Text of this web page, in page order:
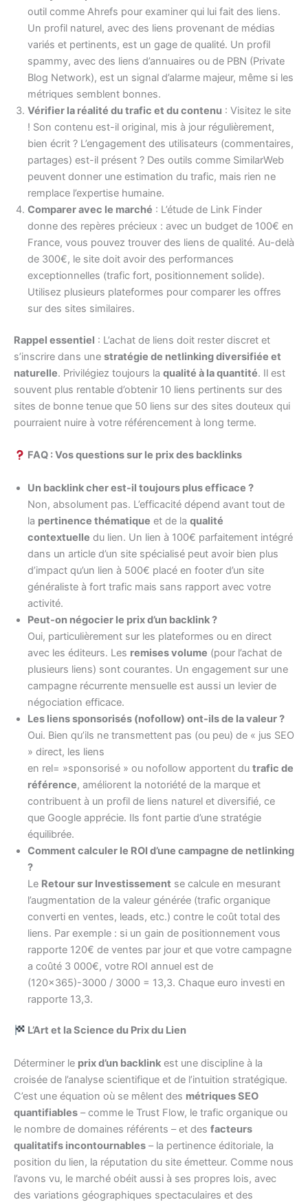
outil comme Ahrefs pour examiner qui lui fait des liens.
Un profil naturel, avec des liens provenant de médias
variés et pertinents, est un gage de qualité. Un profil
spammy, avec des liens d’annuaires ou de PBN (Private
Blog Network), est un signal d’alarme majeur, même si les
métriques semblent bonnes.
Vérifier la réalité du trafic et du contenu : Visitez le site
! Son contenu est-il original, mis à jour régulièrement,
bien écrit ? L’engagement des utilisateurs (commentaires,
partages) est-il présent ? Des outils comme SimilarWeb
peuvent donner une estimation du trafic, mais rien ne
remplace l’expertise humaine.
Comparer avec le marché : L’étude de Link Finder
donne des repères précieux : avec un budget de 100€ en
France, vous pouvez trouver des liens de qualité. Au-delà
de 300€, le site doit avoir des performances
exceptionnelles (trafic fort, positionnement solide).
Utilisez plusieurs plateformes pour comparer les offres
sur des sites similaires.
Rappel essentiel : L’achat de liens doit rester discret et
s’inscrire dans une stratégie de netlinking diversifiée et
naturelle. Privilégiez toujours la qualité à la quantité. Il est
souvent plus rentable d’obtenir 10 liens pertinents sur des
sites de bonne tenue que 50 liens sur des sites douteux qui
pourraient nuire à votre référencement à long terme.
FAQ : Vos questions sur le prix des backlinks
Un backlink cher est-il toujours plus efficace ?
Non, absolument pas. L’efficacité dépend avant tout de
la pertinence thématique et de la qualité
contextuelle du lien. Un lien à 100€ parfaitement intégré
dans un article d’un site spécialisé peut avoir bien plus
d’impact qu’un lien à 500€ placé en footer d’un site
généraliste à fort trafic mais sans rapport avec votre
activité.
Peut-on négocier le prix d’un backlink ?
Oui, particulièrement sur les plateformes ou en direct
avec les éditeurs. Les remises volume (pour l’achat de
plusieurs liens) sont courantes. Un engagement sur une
campagne récurrente mensuelle est aussi un levier de
négociation efficace.
Les liens sponsorisés (nofollow) ont-ils de la valeur ?
Oui. Bien qu’ils ne transmettent pas (ou peu) de « jus SEO
» direct, les liens
en rel= »sponsorisé » ou nofollow apportent du trafic de
référence, améliorent la notoriété de la marque et
contribuent à un profil de liens naturel et diversifié, ce
que Google apprécie. Ils font partie d’une stratégie
équilibrée.
Comment calculer le ROI d’une campagne de netlinking
?
Le Retour sur Investissement se calcule en mesurant
l’augmentation de la valeur générée (trafic organique
converti en ventes, leads, etc.) contre le coût total des
liens. Par exemple : si un gain de positionnement vous
rapporte 120€ de ventes par jour et que votre campagne
a coûté 3 000€, votre ROI annuel est de
(120×365)-3000 / 3000 = 13,3. Chaque euro investi en
rapporte 13,3.
L’Art et la Science du Prix du Lien
Déterminer le prix d’un backlink est une discipline à la
croisée de l’analyse scientifique et de l’intuition stratégique.
C’est une équation où se mêlent des métriques SEO
quantifiables – comme le Trust Flow, le trafic organique ou
le nombre de domaines référents – et des facteurs
qualitatifs incontournables – la pertinence éditoriale, la
position du lien, la réputation du site émetteur. Comme nous
l’avons vu, le marché obéit aussi à ses propres lois, avec
des variations géographiques spectaculaires et des